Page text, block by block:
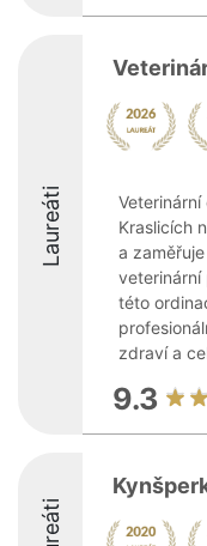
Laureáti
Kraslicích
a
veterinární
této
zdraví a
9.3